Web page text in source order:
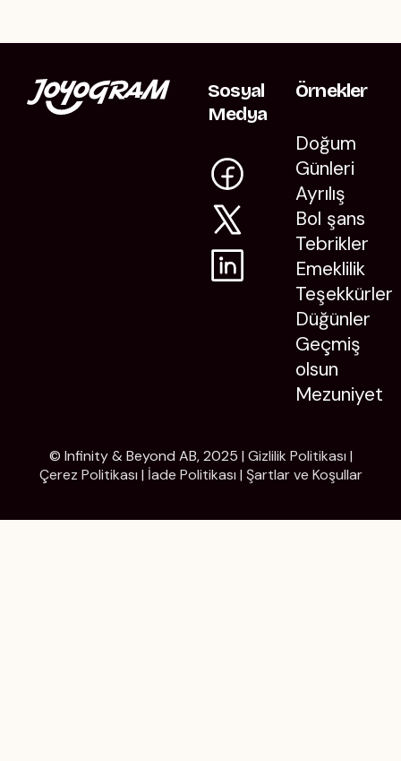
Sosyal
Medya
Örnekler
Doğum
Günleri
Ayrılış
Bol şans
Tebrikler
Emeklilik
Teşekkürler
Düğünler
Geçmiş
olsun
Mezuniyet
© Infinity & Beyond AB, 2025 | Gizlilik Politikası |
Çerez Politikası | İade Politikası | Şartlar ve Koşullar